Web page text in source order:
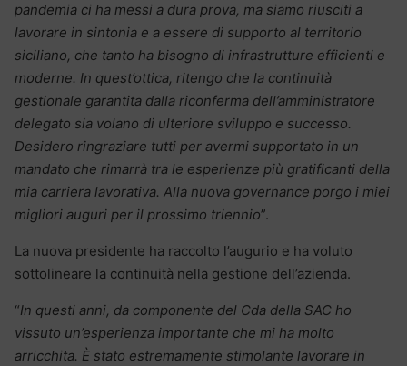
pandemia ci ha messi a dura prova, ma siamo riusciti a
lavorare in sintonia e a essere di supporto al territorio
siciliano, che tanto ha bisogno di infrastrutture efficienti e
moderne. In quest’ottica, ritengo che la continuità
gestionale garantita dalla riconferma dell’amministratore
delegato sia volano di ulteriore sviluppo e successo.
Desidero ringraziare tutti per avermi supportato in un
mandato che rimarrà tra le esperienze più gratificanti della
mia carriera lavorativa. Alla nuova governance porgo i miei
migliori auguri per il prossimo triennio”.
La nuova presidente ha raccolto l’augurio e ha voluto
sottolineare la continuità nella gestione dell’azienda.
“In questi anni, da componente del Cda della SAC ho
vissuto un’esperienza importante che mi ha molto
arricchita. È stato estremamente stimolante lavorare in